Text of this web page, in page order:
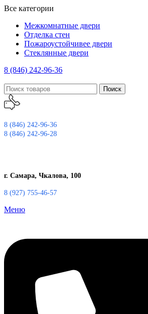
Все категории
Межкомнатные двери
Отделка стен
Пожароустойчивее двери
Стеклянные двери
8 (846) 242-96-36
Поиск
8 (846) 242-96-36
8 (846) 242-96-28
г. Самара, Чкалова, 100
8 (927) 755-46-57
Меню